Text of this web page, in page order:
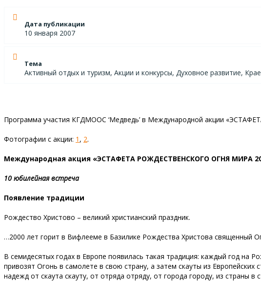
Дата публикации
10 января 2007
Тема
Активный отдых и туризм, Акции и конкурсы, Духовное развитие,
Программа участия КГДМООС ‘Медведь’ в Международной акции
Фотографии с акции: 1 , 2.
Международная акция «ЭСТАФЕТА РОЖДЕСТВЕНСКОГО ОГНЯ МИРА
10 юбилейная встреча
Появление традиции
Рождество Христово – великий христианский праздник.
…2000 лет горит в Вифлееме в Базилике Рождества Христова священный
В семидесятых годах в Европе появилась такая традиция: каждый год на
привозят Огонь в самолете в свою страну, а затем скауты из
надежд от скаута скауту, от отряда отряду, от города городу, из страны в